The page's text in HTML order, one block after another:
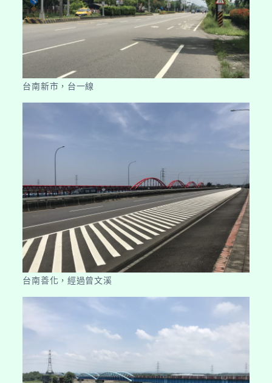
台南新市，台一線
台南善化，經過曾文溪